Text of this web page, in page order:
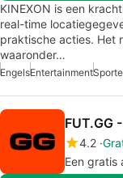
KINEXON is een
real-time
praktische acties. Het
waaronder…
EngelsEntertainment
FUT.GG
4.2
Een gratis